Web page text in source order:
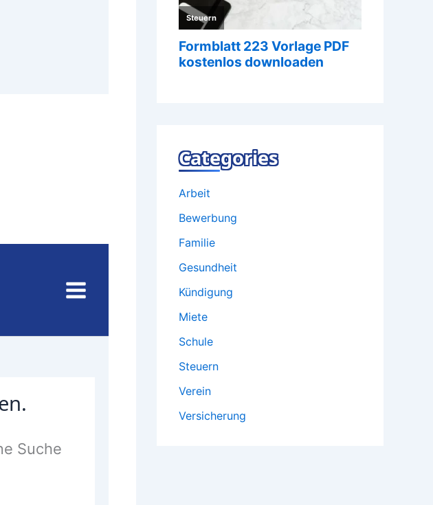
Categories
Arbeit
Bewerbung
Familie
Gesundheit
Kündigung
Miete
Schule
Steuern
Verein
Versicherung